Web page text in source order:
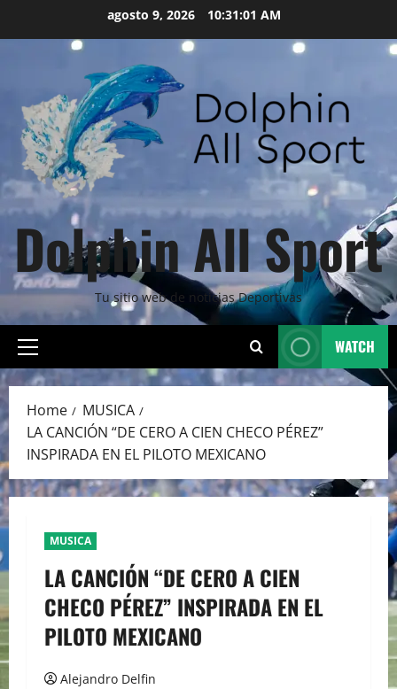
agosto 9, 2026 10:31:03 AM
Dolphin All Sport
Tu sitio web de noticias Deportivas
Primary
Menu
WATCH
Home
MUSICA
LA CANCIÓN “DE CERO A CIEN CHECO PÉREZ”
INSPIRADA EN EL PILOTO MEXICANO
MUSICA
LA CANCIÓN “DE CERO A CIEN
CHECO PÉREZ” INSPIRADA EN EL
PILOTO MEXICANO
Alejandro Delfin